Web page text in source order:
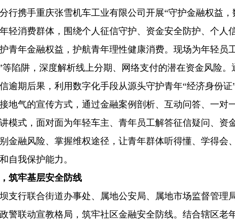
行携手重庆张雪机车工业有限公司开展“守护金融权益
轻消费群体，围绕个人征信守护、资金安全防护、个人
青年金融权益，护航青年理性健康消费。现场为年轻员
等陷阱，深度解析线上分期、网络支付的潜在资金风险
逾期后果，利用数字化手段从源头守护青年“经济身份
地气的宣传方式，通过金融案例剖析、互动问答、一对
模式，面对面为年轻车主、青年员工解答征信疑问、资
金融风险、掌握维权途径，让青年群体听得懂、学得会
自我保护能力。
筑牢基层安全防线
支行联合街道办事处、属地公安局、属地市场监督管理
警联动宣教格局，筑牢社区金融安全防线。结合辖区老